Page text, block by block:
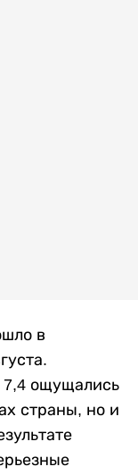
в
7,4 ощущались
страны, но и